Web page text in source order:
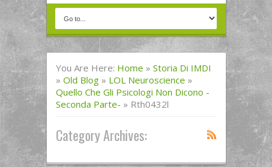
You Are Here: Home » Storia Di IMDI
» Old Blog » LOL Neuroscience »
Quello Che Gli Psicologi Non Dicono -
Seconda Parte- » Rth0432l
Category Archives: